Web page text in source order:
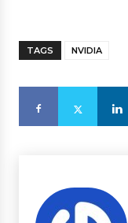
TAGS NVIDIA